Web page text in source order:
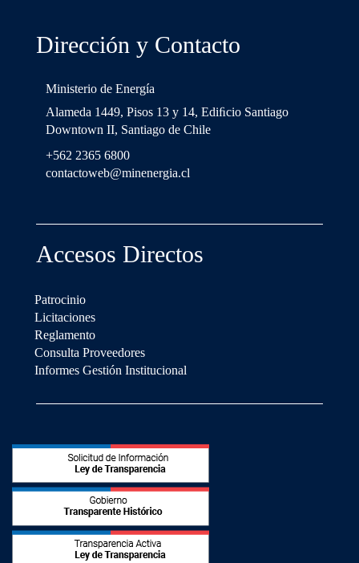
Dirección y Contacto
Ministerio de Energía
Alameda 1449, Pisos 13 y 14, Ediﬁcio Santiago
Downtown II, Santiago de Chile
+562 2365 6800
contactoweb@minenergia.cl
Accesos Directos
Patrocinio
Licitaciones
Reglamento
Consulta Proveedores
Informes Gestión Institucional